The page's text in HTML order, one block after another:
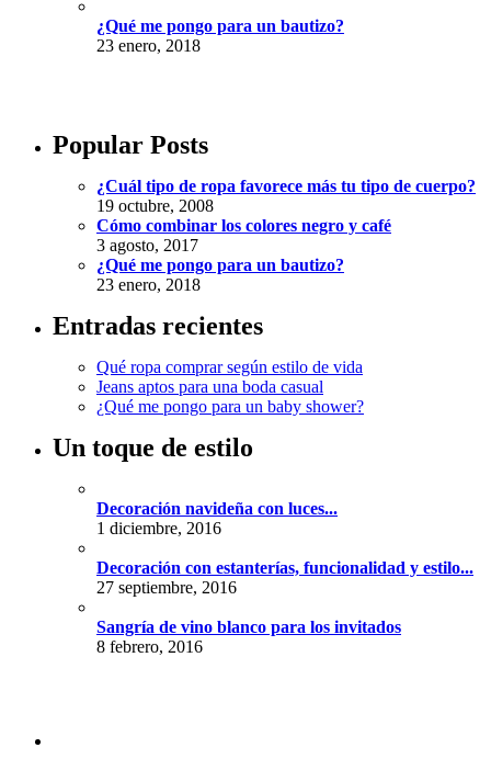
¿Qué me pongo para un bautizo?
23 enero, 2018
Popular Posts
¿Cuál tipo de ropa favorece más tu tipo de cuerpo?
19 octubre, 2008
Cómo combinar los colores negro y café
3 agosto, 2017
¿Qué me pongo para un bautizo?
23 enero, 2018
Entradas recientes
Qué ropa comprar según estilo de vida
Jeans aptos para una boda casual
¿Qué me pongo para un baby shower?
Un toque de estilo
Decoración navideña con luces...
1 diciembre, 2016
Decoración con estanterías, funcionalidad y estilo...
27 septiembre, 2016
Sangría de vino blanco para los invitados
8 febrero, 2016